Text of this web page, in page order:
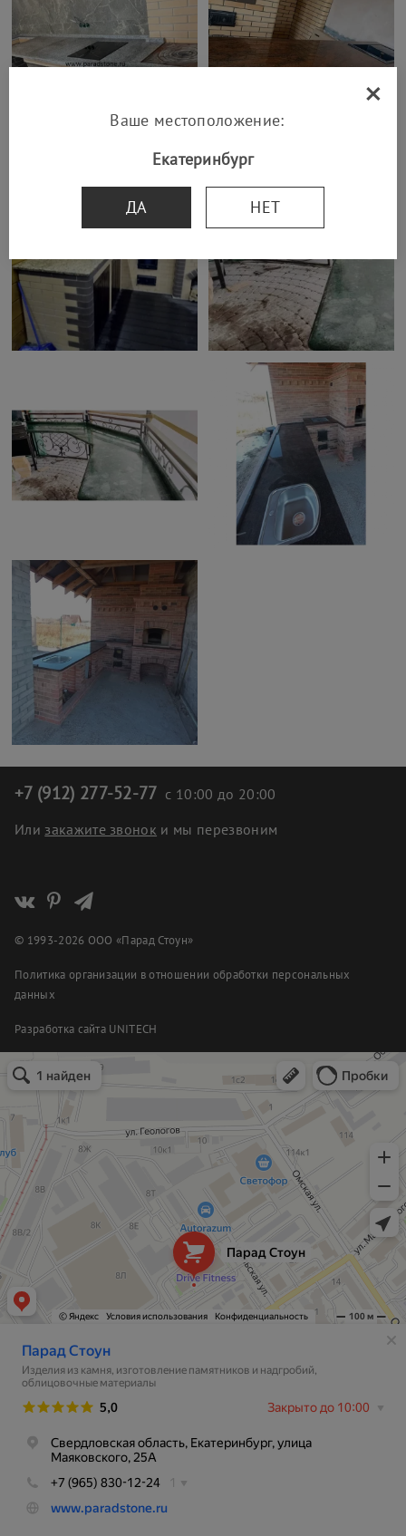
Изделия из камня в Екатеринбурге
Изготовление памятников и надгробий в Екатеринбурге
+7 (912) 277-52-77 с 10:00 до 20:00
Или закажите звонок и мы перезвоним
© 1993-2026 ООО «Парад Стоун»
Политика организации в отношении обработки персональных
данных
Разработка сайта UNITECH
×
Ваше местоположение:
Екатеринбург
ДА НЕТ